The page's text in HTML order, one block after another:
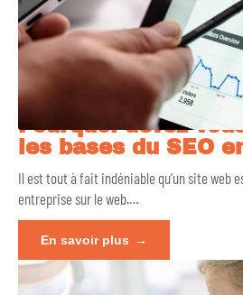
Pourquoi devez-
les bases du SEO
Il est tout à fait indéniable qu’un site web
entreprise sur le web.…
En savoir plus